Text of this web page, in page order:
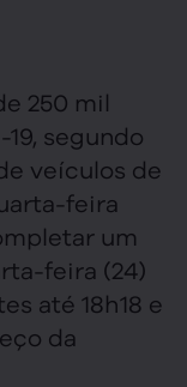
250 mil
segundo
veículos de
feira
um
feira (24)
até 18h18 e
da